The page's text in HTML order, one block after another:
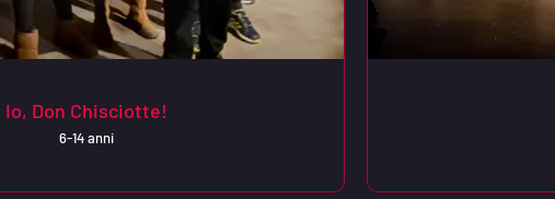
Io, Don Chisciotte!
6-14 anni